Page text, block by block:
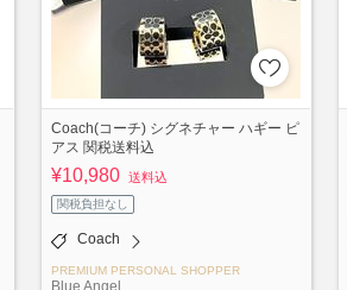
Coach(コーチ) シグネチャー ハギー ピ
アス 関税送料込
¥10,980 送料込
関税負担なし
Coach
PREMIUM PERSONAL SHOPPER
Blue Angel